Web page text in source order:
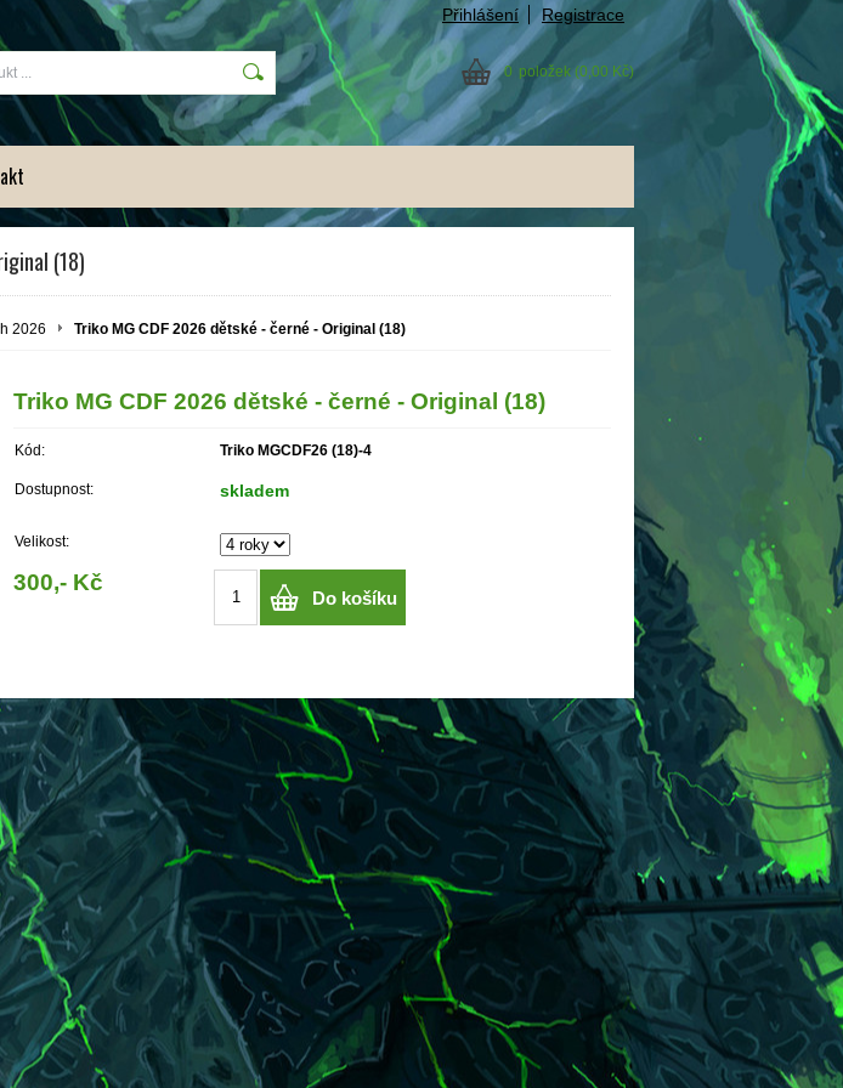
Přihlášení Registrace
0 položek (0,00 Kč)
(18)
2026 Triko MG CDF 2026 dětské - černé - Original (18)
Triko MG CDF 2026 dětské - černé - Original (18)
Kód: Triko MGCDF26 (18)-4
Dostupnost: skladem
Velikost:
300,- Kč
Do košíku